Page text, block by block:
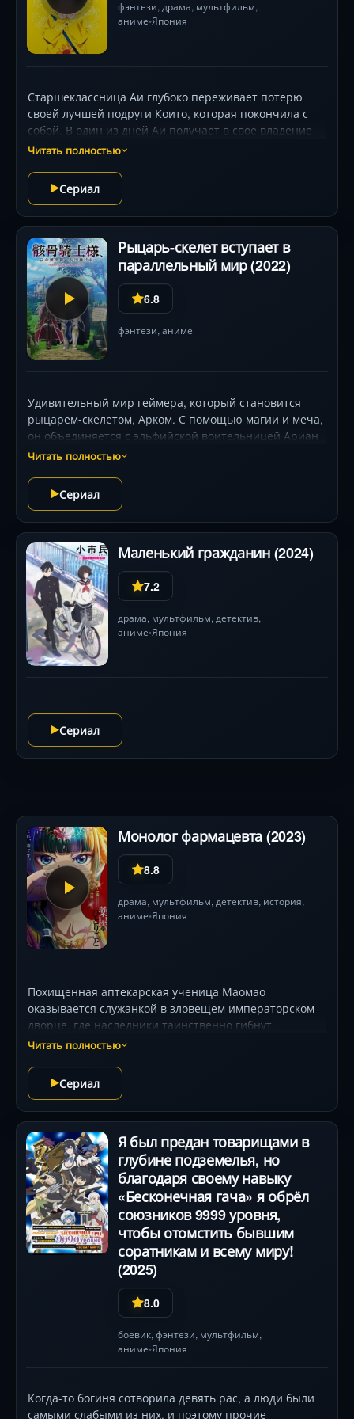
фэнтези,драма, мультфильм,
аниме•Япония
Старшеклассница Аи глубоко переживает потерю
своей лучшей подруги Които, которая покончила с
собой. В один из дней Аи получает в свое владение
загадочное чудо-яйцо, которое ночью раскрывается,
встречает маленькую девочку, которую ей предстоит
защитить. Позднее она узнает, что спасение
достаточного числа жителей этого мира может
помочь вернуть Които
Читать полностью
Сериал
Рыцарь-скелет вступает в
параллельный мир (2022)
6.8
фэнтези, аниме
Удивительный мир геймера, который становится
рыцарем-скелетом, Арком. С помощью магии и меча,
он объединяется с эльфийской воительницей Ариан
и вступает в захватывающее приключение. Вместе
открывать тайны этого магического мира. С юмором
и драматизмом, расскажет историю о дружбе и
самопознании в мире, где реальность и
виртуальность переплетаются.
Читать полностью
Сериал
Маленький гражданин (2024)
7.2
драма, мультфильм, детектив,
аниме•Япония
Сериал
Монолог фармацевта (2023)
8.8
драма, мультфильм, детектив, история,
аниме•Япония
Похищенная аптекарская ученица Маомао
оказывается служанкой в зловещем императорском
дворце, где наследники таинственно гибнут.
Используя знания ядов и медицины, она расследует
евнуха Дзинси. Их опасное сотрудничество
раскрывает паутину интриг среди наложниц, а
визуальная роскошь — от ротоскопированных
движений до дворцовых интерьеров — переносит в
древний Китай. Гениальная героиня (Аои Юки) и
непредсказуемый сюжет бросают вызов клише,
превращая каждый медицинский диагноз в
детективную дуэль .
Читать полностью
Сериал
Я был предан товарищами в
глубине подземелья, но
благодаря своему навыку
«Бесконечная гача» я обрёл
союзников 9999 уровня,
чтобы отомстить бывшим
соратникам и всему миру!
(2025)
8.0
боевик, фэнтези, мультфильм,
аниме•Япония
Когда-то богиня сотворила девять рас, а люди были
самыми слабыми из них, и поэтому прочие